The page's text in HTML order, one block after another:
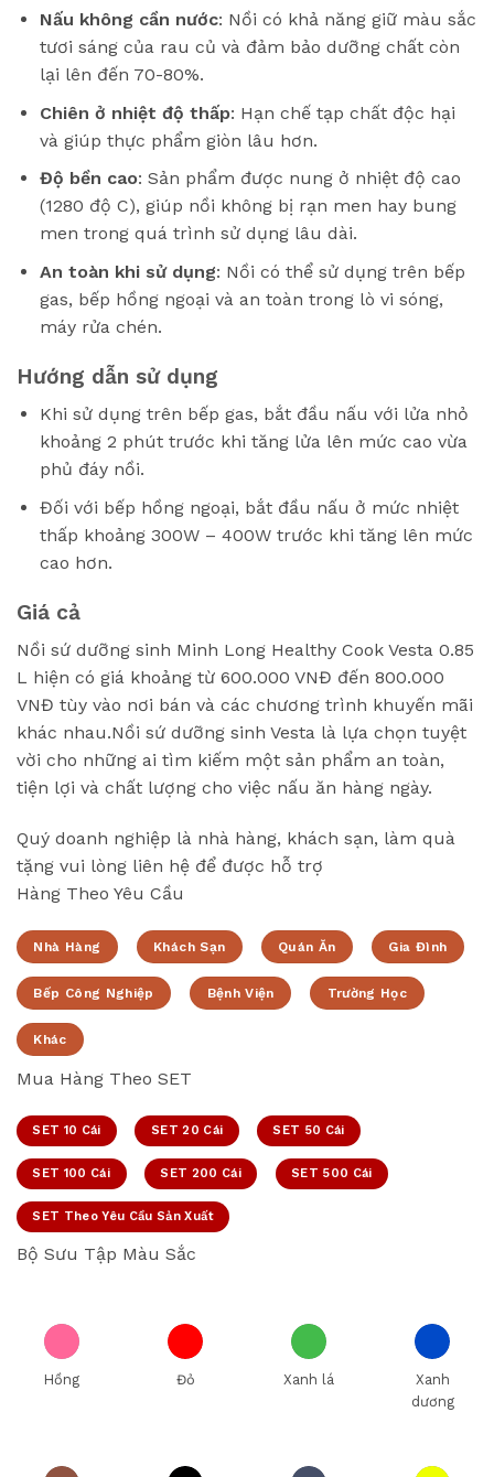
Nấu không cần nước: Nồi có khả năng giữ màu sắc
tươi sáng của rau củ và đảm bảo dưỡng chất còn
lại lên đến 70-80%.
Chiên ở nhiệt độ thấp: Hạn chế tạp chất độc hại
và giúp thực phẩm giòn lâu hơn.
Độ bền cao: Sản phẩm được nung ở nhiệt độ cao
(1280 độ C), giúp nồi không bị rạn men hay bung
men trong quá trình sử dụng lâu dài.
An toàn khi sử dụng: Nồi có thể sử dụng trên bếp
gas, bếp hồng ngoại và an toàn trong lò vi sóng,
máy rửa chén.
Hướng dẫn sử dụng
Khi sử dụng trên bếp gas, bắt đầu nấu với lửa nhỏ
khoảng 2 phút trước khi tăng lửa lên mức cao vừa
phủ đáy nồi.
Đối với bếp hồng ngoại, bắt đầu nấu ở mức nhiệt
thấp khoảng 300W – 400W trước khi tăng lên mức
cao hơn.
Giá cả
Nồi sứ dưỡng sinh Minh Long Healthy Cook Vesta 0.85
L hiện có giá khoảng từ 600.000 VNĐ đến 800.000
VNĐ tùy vào nơi bán và các chương trình khuyến mãi
khác nhau.Nồi sứ dưỡng sinh Vesta là lựa chọn tuyệt
vời cho những ai tìm kiếm một sản phẩm an toàn,
tiện lợi và chất lượng cho việc nấu ăn hàng ngày.
Quý doanh nghiệp là nhà hàng, khách sạn, làm quà
tặng vui lòng liên hệ để được hỗ trợ
Hàng Theo Yêu Cầu
Nhà Hàng Khách Sạn Quán Ăn Gia Đình
Bếp Công Nghiệp Bệnh Viện Trường Học
Khác
Mua Hàng Theo SET
SET 10 Cái SET 20 Cái SET 50 Cái
SET 100 Cái SET 200 Cái SET 500 Cái
SET Theo Yêu Cầu Sản Xuất
Bộ Sưu Tập Màu Sắc
Hồng Đỏ Xanh lá
Xanh
dương